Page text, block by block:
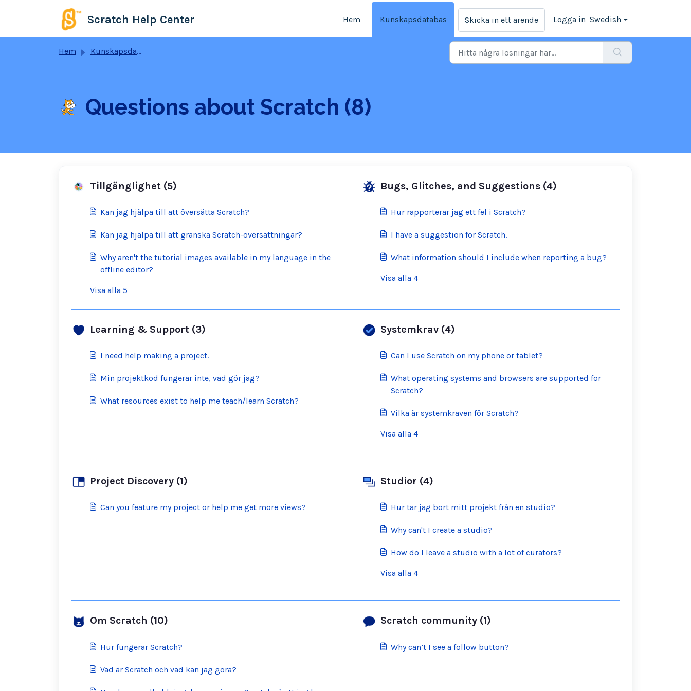
Scratch Help Center Hem Kunskapsdatabas Skicka in ett ärende Logga in Swedish
Hem Kunskapsdatabas
Questions about Scratch (8)
Tillgänglighet (5)
Kan jag hjälpa till att översätta Scratch?
Kan jag hjälpa till att granska Scratch-översättningar?
Why aren't the tutorial images available in my language in the
offline editor?
Visa alla 5
Bugs, Glitches, and Suggestions (4)
Hur rapporterar jag ett fel i Scratch?
I have a suggestion for Scratch.
What information should I include when reporting a bug?
Visa alla 4
Learning & Support (3)
I need help making a project.
Min projektkod fungerar inte, vad gör jag?
What resources exist to help me teach/learn Scratch?
Systemkrav (4)
Can I use Scratch on my phone or tablet?
What operating systems and browsers are supported for
Scratch?
Vilka är systemkraven för Scratch?
Visa alla 4
Project Discovery (1)
Can you feature my project or help me get more views?
Studior (4)
Hur tar jag bort mitt projekt från en studio?
Why can't I create a studio?
How do I leave a studio with a lot of curators?
Visa alla 4
Om Scratch (10)
Hur fungerar Scratch?
Vad är Scratch och vad kan jag göra?
Scratch community (1)
Why can’t I see a follow button?